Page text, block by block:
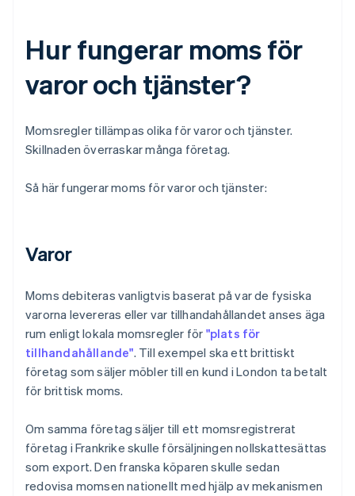
Hur fungerar moms för
varor och tjänster?
Momsregler tillämpas olika för varor och tjänster.
Skillnaden överraskar många företag.
Så här fungerar moms för varor och tjänster:
Varor
Moms debiteras vanligtvis baserat på var de fysiska
varorna levereras eller var tillhandahållandet anses äga
rum enligt lokala momsregler för "plats för
tillhandahållande". Till exempel ska ett brittiskt
företag som säljer möbler till en kund i London ta betalt
för brittisk moms.
Om samma företag säljer till ett momsregistrerat
företag i Frankrike skulle försäljningen nollskattesättas
som export. Den franska köparen skulle sedan
redovisa momsen nationellt med hjälp av mekanismen